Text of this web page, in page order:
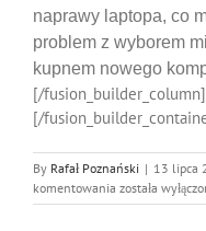
naprawy laptopa, co
problem z wyborem
kupnem nowego
[/
[/
By Rafał Poznański | 13 lipca
komentowania Za
darmo
została